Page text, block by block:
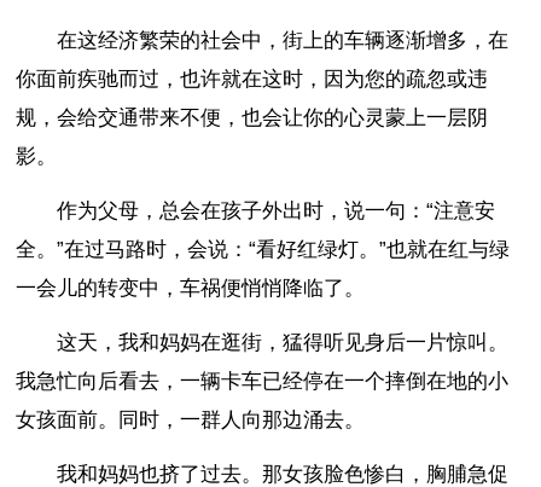
在这经济繁荣的社会中，街上的车辆逐渐增多，在
你面前疾驰而过，也许就在这时，因为您的疏忽或违
规，会给交通带来不便，也会让你的心灵蒙上一层阴
影。
作为父母，总会在孩子外出时，说一句：“注意安
全。”在过马路时，会说：“看好红绿灯。”也就在红与绿
一会儿的转变中，车祸便悄悄降临了。
这天，我和妈妈在逛街，猛得听见身后一片惊叫。
我急忙向后看去，一辆卡车已经停在一个摔倒在地的小
女孩面前。同时，一群人向那边涌去。
我和妈妈也挤了过去。那女孩脸色惨白，胸脯急促